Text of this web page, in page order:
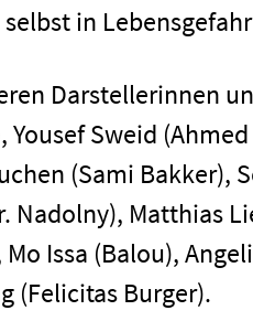
selbst in
Darstellerinnen
Yousef Sweid
(Sami Bakker),
Nadolny), Matthias
Issa (Balou),
(Felicitas Burger).
Datenschutz